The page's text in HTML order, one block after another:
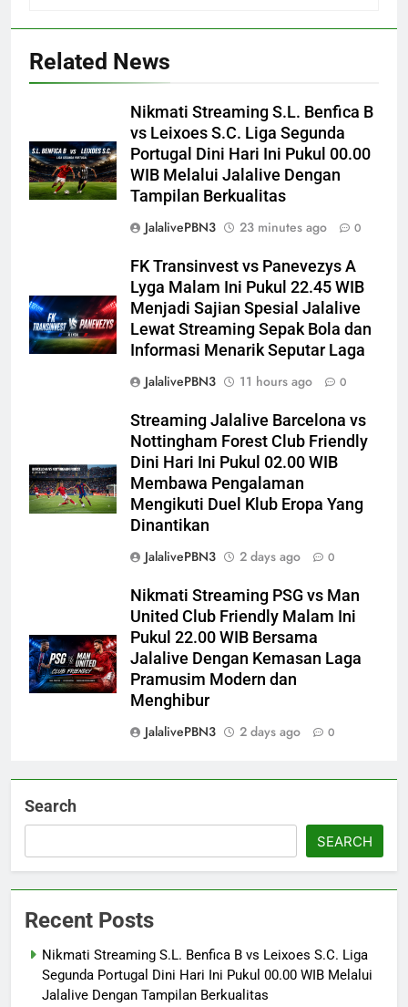
Related News
Nikmati Streaming S.L. Benfica B
vs Leixoes S.C. Liga Segunda
Portugal Dini Hari Ini Pukul 00.00
WIB Melalui Jalalive Dengan
Tampilan Berkualitas
JalalivePBN3
23 minutes ago 0
FK Transinvest vs Panevezys A
Lyga Malam Ini Pukul 22.45 WIB
Menjadi Sajian Spesial Jalalive
Lewat Streaming Sepak Bola dan
Informasi Menarik Seputar Laga
JalalivePBN3
11 hours ago 0
Streaming Jalalive Barcelona vs
Nottingham Forest Club Friendly
Dini Hari Ini Pukul 02.00 WIB
Membawa Pengalaman
Mengikuti Duel Klub Eropa Yang
Dinantikan
JalalivePBN3
2 days ago 0
Nikmati Streaming PSG vs Man
United Club Friendly Malam Ini
Pukul 22.00 WIB Bersama
Jalalive Dengan Kemasan Laga
Pramusim Modern dan
Menghibur
JalalivePBN3
2 days ago 0
Search
SEARCH
Recent Posts
Nikmati Streaming S.L. Benfica B vs Leixoes S.C. Liga
Segunda Portugal Dini Hari Ini Pukul 00.00 WIB Melalui
Jalalive Dengan Tampilan Berkualitas